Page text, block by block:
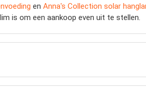
en Anna's Collection solar
is om een aankoop even uit te stellen.